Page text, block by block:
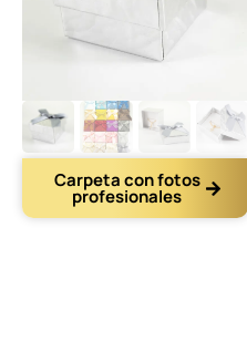
Carpeta con fotos
profesionales